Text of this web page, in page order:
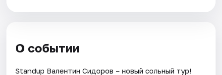
О событии
Standup Валентин Сидоров – новый сольный тур!